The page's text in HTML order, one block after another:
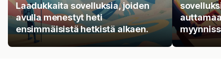
Laadukkaita sovelluksia, joiden
avulla menestyt heti
ensimmäisistä hetkistä alkaen.